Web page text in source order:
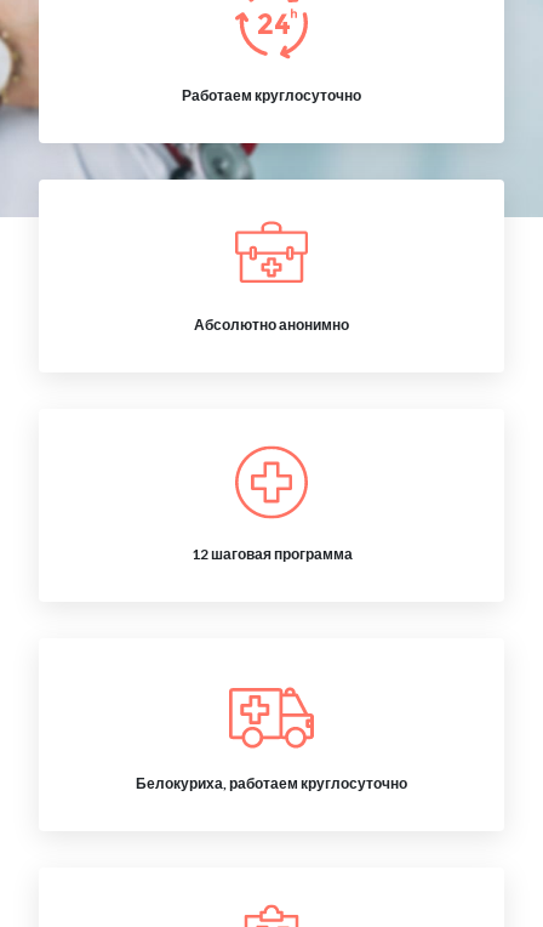
Работаем круглосуточно
Абсолютно анонимно
12 шаговая программа
Белокуриха, работаем круглосуточно